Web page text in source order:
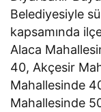
Belediyesiyle
kapsamında
Alaca
40, Akçesir
Mahallesinde
Mahallesinde